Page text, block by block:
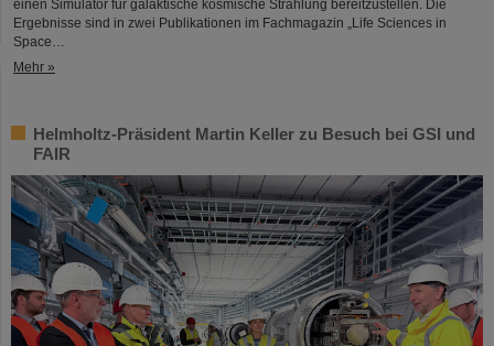
einen Simulator für galaktische kosmische Strahlung bereitzustellen. Die
Ergebnisse sind in zwei Publikationen im Fachmagazin „Life Sciences in
Space…
Mehr »
Helmholtz-Präsident Martin Keller zu Besuch bei GSI und
FAIR